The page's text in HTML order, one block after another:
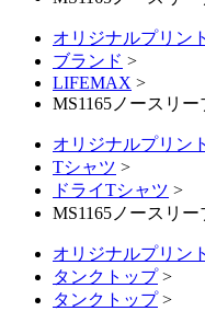
オリジナルプリン
ブランド >
LIFEMAX >
MS1165ノースリ
オリジナルプリン
Tシャツ >
ドライTシャツ >
MS1165ノースリ
オリジナルプリン
タンクトップ >
タンクトップ >